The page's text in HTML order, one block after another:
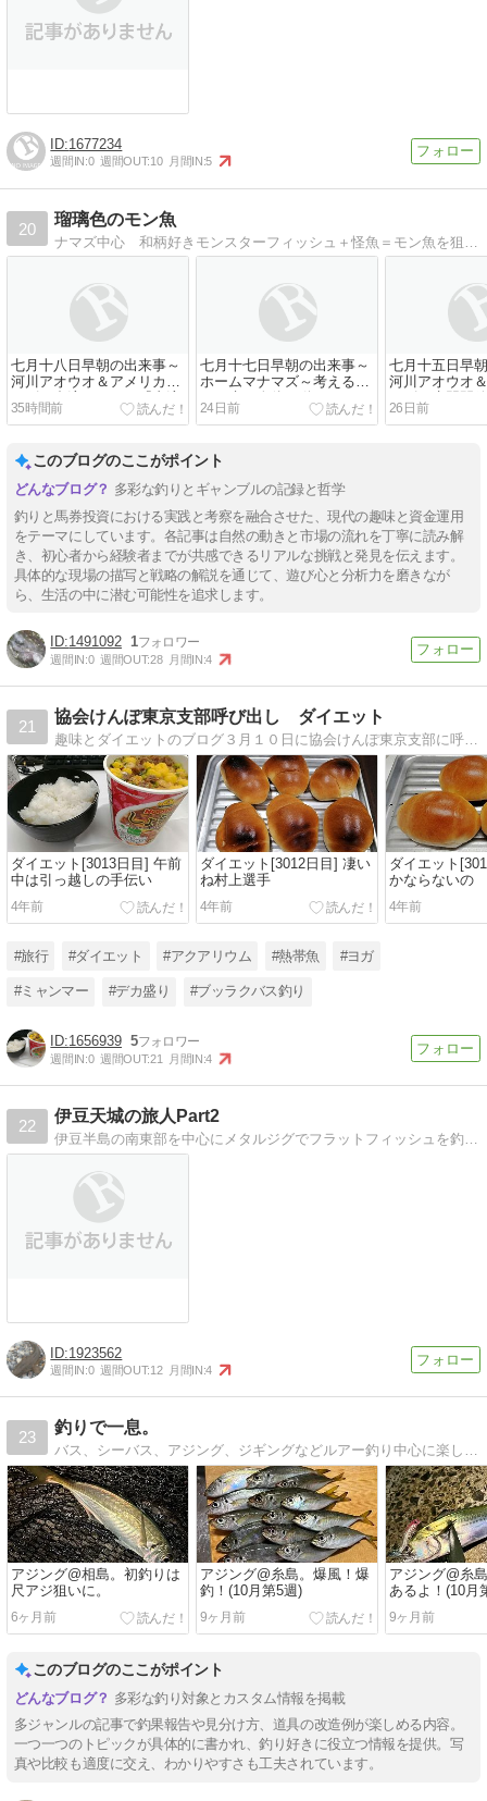
1677234
週間IN:0 週間OUT:10 月間IN:5
20
瑠璃色のモン魚
七月十八日早朝の出来事～
河川アオウオ＆アメリカナ
マズ～合流エリアの『支流
パターン』不発の日
35時間前
七月十七日早朝の出来事～
ホームマナマズ～考えるよ
りも先に身体を動かせ！D
フロッグジョーズバイト劇
24日前
七月十五日早
河川アオウオ
マズ～水門開
か味方か？
26日前
このブログのここがポイント
多彩な釣りとギャンブルの記録と哲学
釣りと馬券投資における実践と考察を融合させた、現代の趣味と資金運用
をテーマにしています。各記事は自然の動きと市場の流れを丁寧に読み解
き、初心者から経験者までが共感できるリアルな挑戦と発見を伝えます。
具体的な現場の描写と戦略の解説を通じて、遊び心と分析力を磨きなが
ら、生活の中に潜む可能性を追求します。
1491092 1
週間IN:0 週間OUT:28 月間IN:4
21
協会けんぽ東京支部呼び出し ダイエット
趣味とダイエットのブログ３月１０日に協会けんぽ東京支部に呼び出されメタボからダイエットに励む
ダイエット[3013日目] 午前
中は引っ越しの手伝い
4年前
ダイエット[3012日目] 凄い
ね村上選手
4年前
ダイエット
かならないの
4年前
#旅行 #ダイエット #アクアリウム #熱帯魚 #ヨガ
#ミャンマー #デカ盛り #ブッラクバス釣り
1656939 5
週間IN:0 週間OUT:21 月間IN:4
22
伊豆天城の旅人Part2
伊豆半島の南東部を中心にメタルジグでフラットフィッシュを釣り歩いてます
1923562
週間IN:0 週間OUT:12 月間IN:4
23
釣りで一息。
バス、シーバス、アジング、ジギングなどルアー釣り中心に楽しんでいます。釣り以外もいろいろ好きです。
アジング@相島。初釣りは
尺アジ狙いに。
6ヶ月前
アジング@糸島。爆風！爆
釣！(10月第5週)
9ヶ月前
アジング@糸
あるよ！(10月
9ヶ月前
このブログのここがポイント
多彩な釣り対象とカスタム情報を掲載
多ジャンルの記事で釣果報告や見分け方、道具の改造例が楽しめる内容。
一つ一つのトピックが具体的に書かれ、釣り好きに役立つ情報を提供。写
真や比較も適度に交え、わかりやすさも工夫されています。